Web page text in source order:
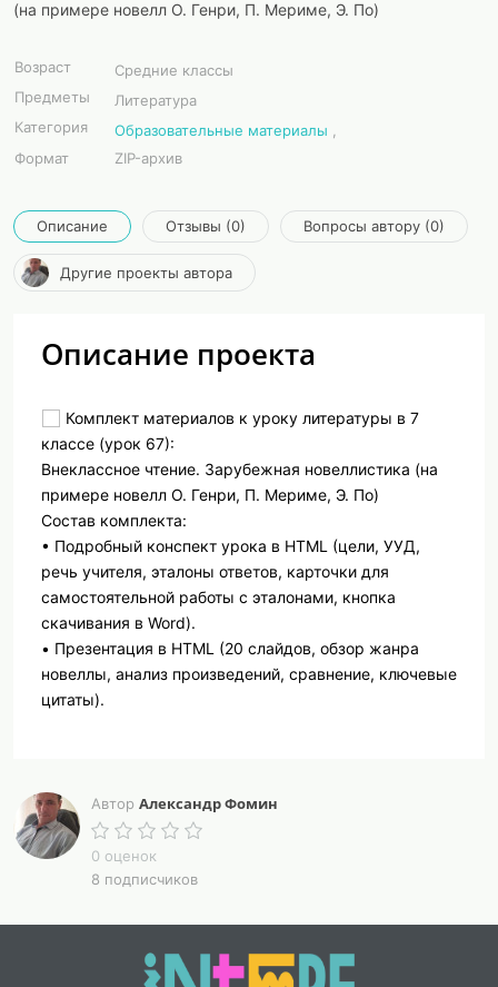
(на примере новелл О. Генри, П. Мериме, Э. По)
Возраст
Средние классы
Предметы
Литература
Категория
Образовательные материалы
Формат
ZIP-архив
Описание Отзывы (0) Вопросы автору (0)
Другие проекты автора
Описание проекта
Комплект материалов к уроку литературы в 7
классе (урок 67):
Внеклассное чтение. Зарубежная новеллистика (на
примере новелл О. Генри, П. Мериме, Э. По)
Состав комплекта:
• Подробный конспект урока в HTML (цели, УУД,
речь учителя, эталоны ответов, карточки для
самостоятельной работы с эталонами, кнопка
скачивания в Word).
• Презентация в HTML (20 слайдов, обзор жанра
новеллы, анализ произведений, сравнение, ключевые
цитаты).
Урок внеклассного чтения знакомит учащихся 7
класса с жанром новеллы на примере произведений
трёх классиков зарубежной литературы: О. Генри
(«Дары волхвов»), П. Мериме («Маттео Фальконе»),
Учащиеся определяют особенности новеллы как
жанра (острый сюжет, неожиданная развязка,
лаконичность), анализируют сюжеты, героев и
Автор Александр Фомин
0 оценок
8 подписчиков